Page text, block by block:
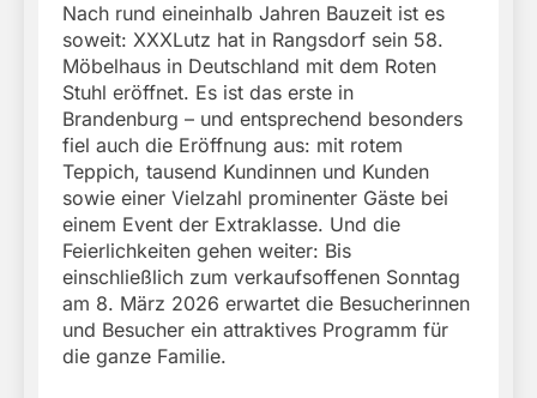
Nach rund eineinhalb Jahren Bauzeit ist es
soweit: XXXLutz hat in Rangsdorf sein 58.
Möbelhaus in Deutschland mit dem Roten
Stuhl eröffnet. Es ist das erste in
Brandenburg – und entsprechend besonders
fiel auch die Eröffnung aus: mit rotem
Teppich, tausend Kundinnen und Kunden
sowie einer Vielzahl prominenter Gäste bei
einem Event der Extraklasse. Und die
Feierlichkeiten gehen weiter: Bis
einschließlich zum verkaufsoffenen Sonntag
am 8. März 2026 erwartet die Besucherinnen
und Besucher ein attraktives Programm für
die ganze Familie.